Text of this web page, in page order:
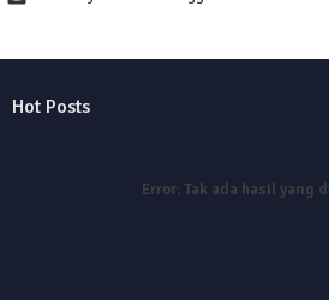
Hot Posts
Error: Tak ada hasil yang